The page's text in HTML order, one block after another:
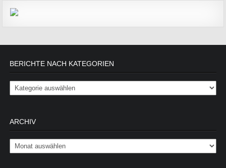
BERICHTE NACH KATEGORIEN
Berichte nach Kategorien
ARCHIV
Archiv